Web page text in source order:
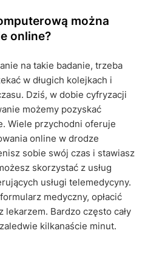
można
online?
na takie badanie, trzeba
w długich kolejkach i
Dziś, w dobie cyfryzacji
możemy pozyskać
Wiele przychodni oferuje
online w drodze
sobie swój czas i stawiasz
skorzystać z usług
usługi telemedycyny.
medyczny, opłacić
Bardzo często cały
kilkanaście minut.